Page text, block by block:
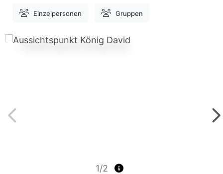
Einzelpersonen Gruppen
1/2